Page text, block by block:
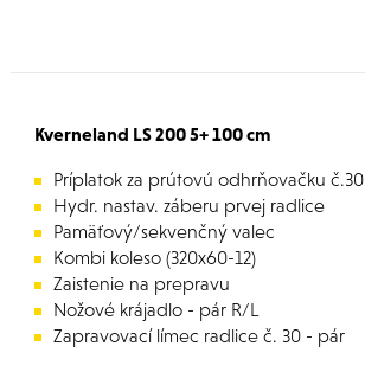
Kverneland LS 200 5+ 100 cm
Príplatok za prútovú odhrňovačku č.30
Hydr. nastav. záberu prvej radlice
Pamäťový/sekvenčný valec
Kombi koleso (320x60-12)
Zaistenie na prepravu
Nožové krájadlo - pár R/L
Zapravovací límec radlice č. 30 - pár